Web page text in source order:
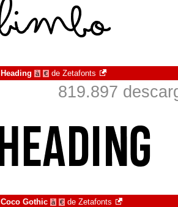
Heading à € de Zetafonts
819.897
Coco Gothic à € de Zetafonts